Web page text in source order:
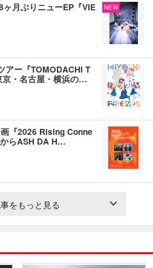
月ぶりニューEP『VIE
NEW
アー『TOMODACHI T
・名古屋・横浜の…
『2026 Rising Conne
らASH DA H…
をもっと見る